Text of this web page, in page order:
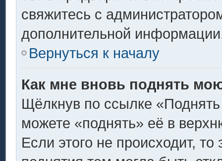
свяжитесь с
дополнительной
Вернуться к началу
Как мне вновь поднять
Щёлкнув по ссылке
можете «поднять» её в
Если этого не происходит, то